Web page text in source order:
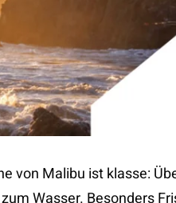
von Malibu ist klasse: